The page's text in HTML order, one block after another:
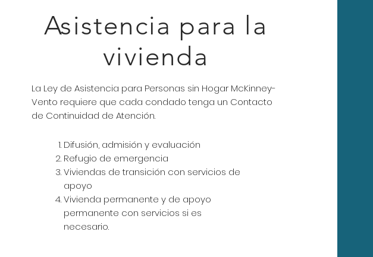
Asistencia para la
vivienda
La Ley de Asistencia para Personas sin Hogar McKinney-
Vento requiere que cada condado tenga un Contacto
de Continuidad de Atención.
Difusión, admisión y evaluación
Refugio de emergencia
Viviendas de transición con servicios de
apoyo
Vivienda permanente y de apoyo
permanente con servicios si es
necesario.